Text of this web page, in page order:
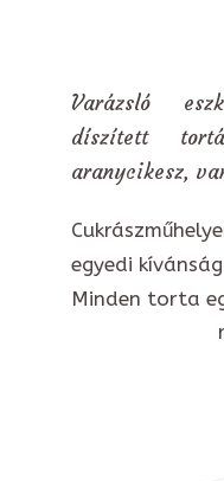
Varázsló
díszített
aranycikesz,
egyedi
Minden torta